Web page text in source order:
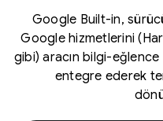
Google Built-in,
Google hizmetlerini
gibi) aracın bilgi-
entegre ederek